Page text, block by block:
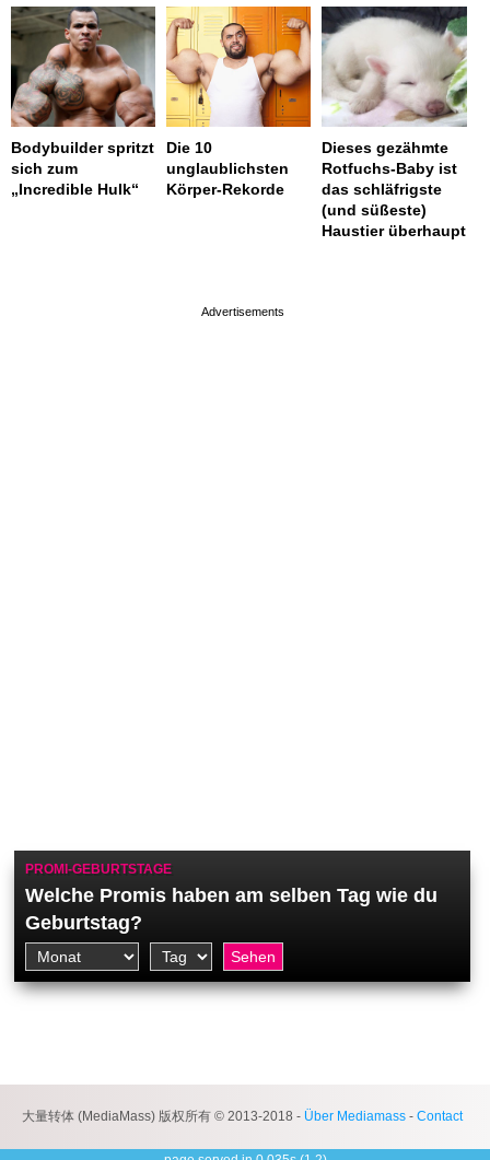
Bodybuilder spritzt
sich zum
„Incredible Hulk“
Die 10
unglaublichsten
Körper-Rekorde
Dieses gezähmte
Rotfuchs-Baby ist
das schläfrigste
(und süßeste)
Haustier überhaupt
PROMI-GEBURTSTAGE
Welche Promis haben am selben Tag wie du
Geburtstag?
大量转体 (MediaMass) 版权所有 © 2013-2018 - Über Mediamass - Contact